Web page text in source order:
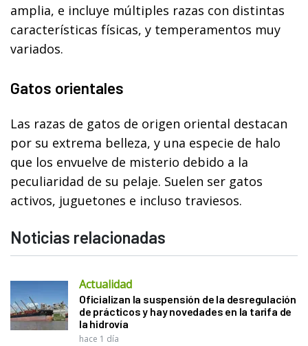
amplia, e incluye múltiples razas con distintas
características físicas, y temperamentos muy
variados.
Gatos orientales
Las razas de gatos de origen oriental destacan
por su extrema belleza, y una especie de halo
que los envuelve de misterio debido a la
peculiaridad de su pelaje. Suelen ser gatos
activos, juguetones e incluso traviesos.
Noticias relacionadas
Actualidad
Oficializan la suspensión de la desregulación
de prácticos y hay novedades en la tarifa de
la hidrovía
hace 1 día